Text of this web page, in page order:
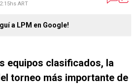
ART
a LPM en Google!
equipos clasificados, la
torneo más importante de